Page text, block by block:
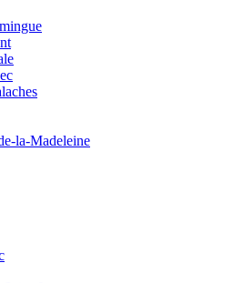
la-Madeleine